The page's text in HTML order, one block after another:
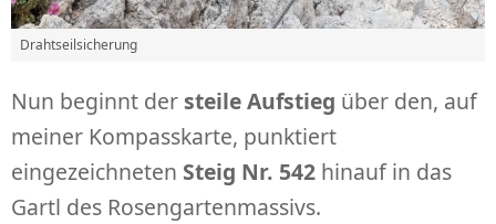
Drahtseilsicherung
Nun beginnt der steile Aufstieg über den, auf
meiner Kompasskarte, punktiert
eingezeichneten Steig Nr. 542 hinauf in das
Gartl des Rosengartenmassivs.